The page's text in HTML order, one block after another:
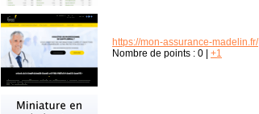
https://mon-assurance-madelin.fr/
Nombre de points : 0 +1